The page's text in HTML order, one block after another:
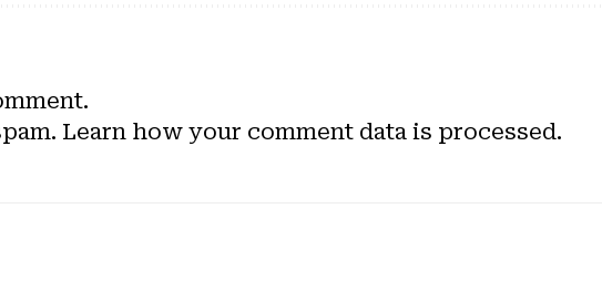
Learn how your comment data is processed.